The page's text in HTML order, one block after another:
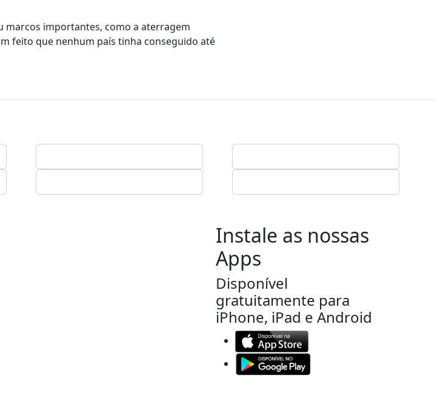
marcos importantes, como a aterragem
feito que nenhum país tinha conseguido até
Instale as nossas
Apps
Disponível
gratuitamente para
iPhone, iPad e Android